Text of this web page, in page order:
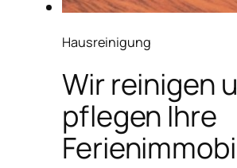
Hausreinigung
Wir reinigen
pflegen Ihre